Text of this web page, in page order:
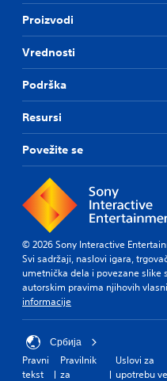
Proizvodi
Vrednosti
Podrška
Resursi
Povežite se
© 2026 Sony Interactive
Svi sadržaji, naslovi igara,
umetnička dela i povezane
autorskim pravima njihovih
informacije
Србија
Pravni
tekst
Pravilnik
za
Uslovi za
upotrebu